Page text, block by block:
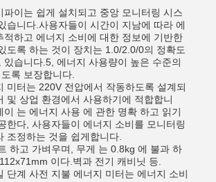
파이는 쉽게 설치되고 중앙 모니터링 시스
습니다.사용자들이 시간이 지남에 따라 에
적하고 에너지 소비에 대한 정보에 기반한
도록 하는 것이 장치는 1.0/2.0/0의 정확도
있습니다.5, 에너지 사용량이 높은 수준의
록 보장합니다.
미터는 220V 전압에서 작동하도록 설계되
및 상업 환경에서 사용하기에 적합합니
이 는 에너지 사용 에 관한 명확 하고 읽기
한다, 사용자들이 에너지 소비를 모니터링
조정하는 것을 쉽게합니다.
하고 가벼우며, 무게 는 0.8kg 에 불과 하
이다.벽과 전기 캐비닛 등.
단계 사전 지불 에너지 미터는 에너지 소비